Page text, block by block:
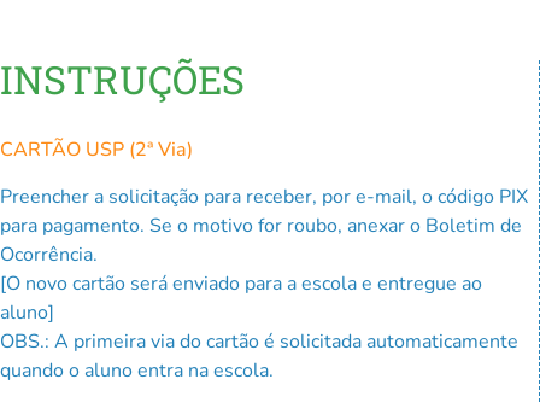
INSTRUÇÕES
CARTÃO USP (2ª Via)
Preencher a solicitação para receber, por e-mail, o código PIX
para pagamento. Se o motivo for roubo, anexar o Boletim de
Ocorrência.
[O novo cartão será enviado para a escola e entregue ao
aluno]
OBS.: A primeira via do cartão é solicitada automaticamente
quando o aluno entra na escola.